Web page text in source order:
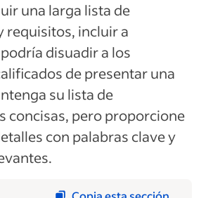
una larga lista de
requisitos, incluir a
disuadir a los
de presentar una
su lista de
concisas, pero proporcione
con palabras clave y